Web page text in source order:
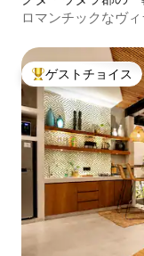
ロマンチックなヴ
大好評のゲストチ
ゲストチョイス